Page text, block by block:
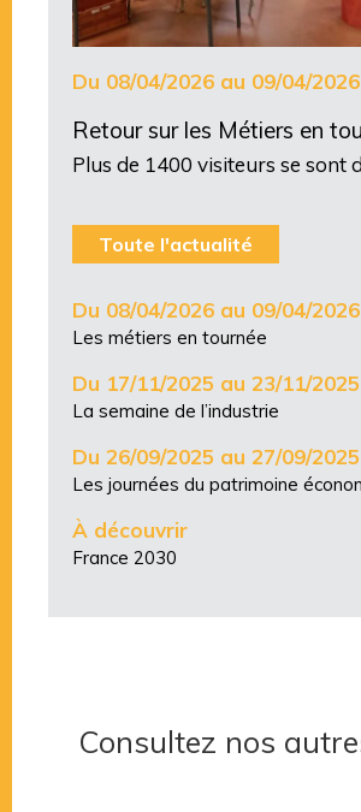
Du 08/04/2026 au 09/04/2026
Retour sur les Métiers en
Plus de 1400 visiteurs se sont
Toute l'actualité
Du 08/04/2026 au 09/04/2026
Les métiers en tournée
Du 17/11/2025 au 23/11/2025
La semaine de l’industrie
Du 26/09/2025 au 27/09/2025
Les journées du patrimoine
À découvrir
France 2030
Consultez nos